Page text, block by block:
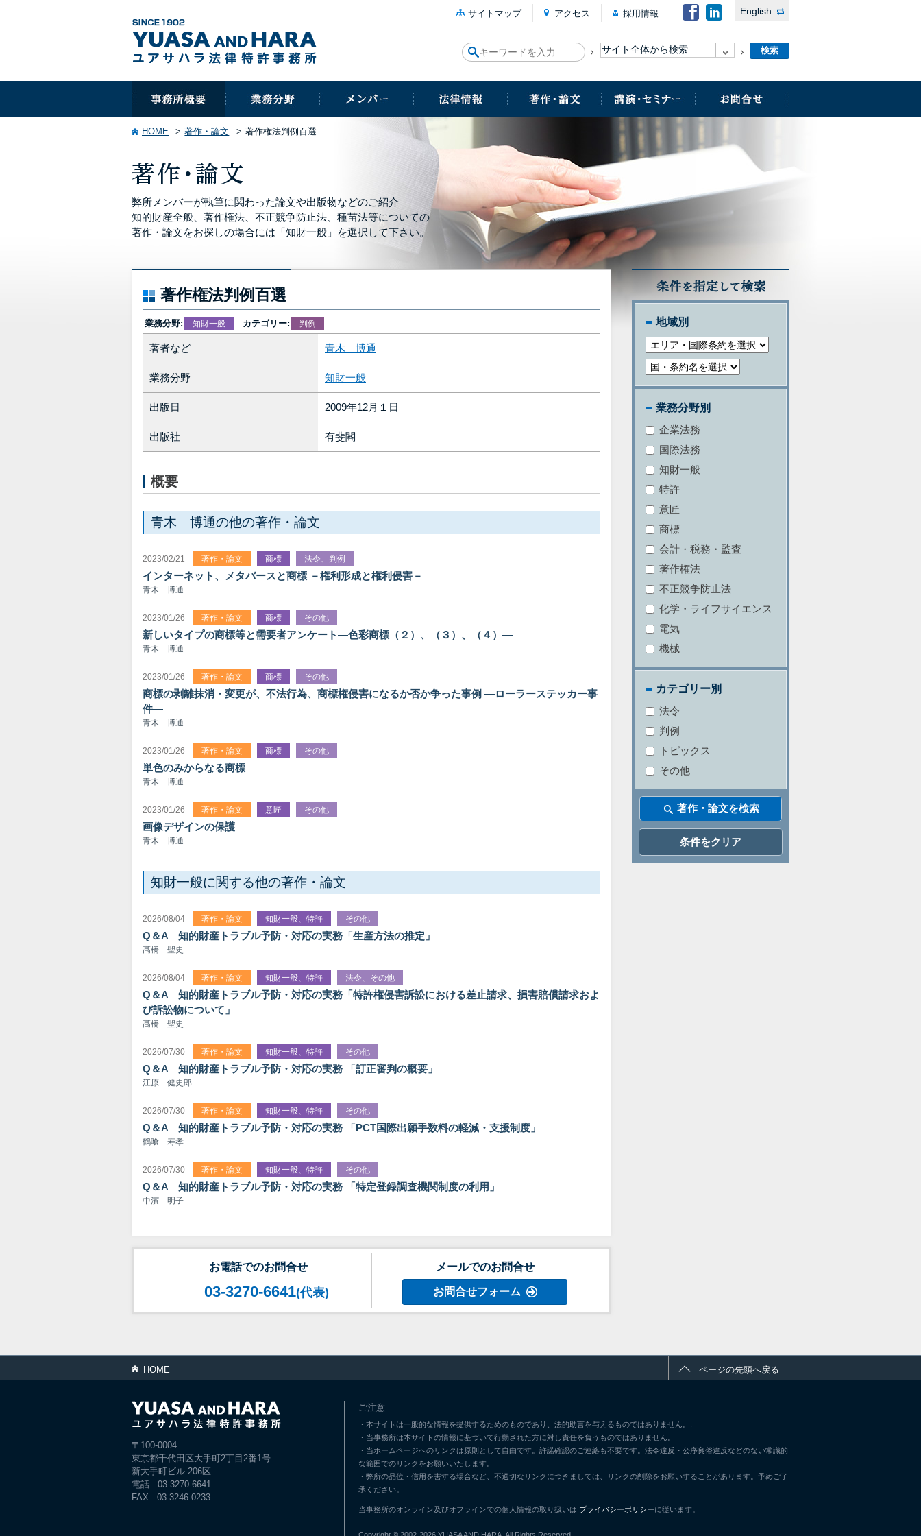
サイトマップ アクセス 採用情報 English
HOME 著作・論文 著作権法判例百選
弊所メンバーが執筆に関わった論文や出版物などのご紹介
知的財産全般、著作権法、不正競争防止法、種苗法等についての
著作・論文をお探しの場合には「知財一般」を選択して下さい。
著作権法判例百選
業務分野: 知財一般 カテゴリー: 判例
著者など 青木 博通
業務分野 知財一般
出版日 2009年12月１日
出版社 有斐閣
概要
青木 博通の他の著作・論文
2023/02/21 著作・論文 商標 法令、判例
インターネット、メタバースと商標 －権利形成と権利侵害－
青木 博通
2023/01/26 著作・論文 商標 その他
新しいタイプの商標等と需要者アンケート―色彩商標（２）、（３）、（４）―
青木 博通
2023/01/26 著作・論文 商標 その他
商標の剥離抹消・変更が、不法行為、商標権侵害になるか否か争った事例 ―ローラーステッカー事
件―
青木 博通
2023/01/26 著作・論文 商標 その他
単色のみからなる商標
青木 博通
2023/01/26 著作・論文 意匠 その他
画像デザインの保護
青木 博通
知財一般に関する他の著作・論文
2026/08/04 著作・論文 知財一般、特許 その他
Q＆A 知的財産トラブル予防・対応の実務「生産方法の推定」
髙橋 聖史
2026/08/04 著作・論文 知財一般、特許 法令、その他
Q＆A 知的財産トラブル予防・対応の実務「特許権侵害訴訟における差止請求、損害賠償請求およ
び訴訟物について」
髙橋 聖史
2026/07/30 著作・論文 知財一般、特許 その他
Q＆A 知的財産トラブル予防・対応の実務 「訂正審判の概要」
江原 健史郎
2026/07/30 著作・論文 知財一般、特許 その他
Q＆A 知的財産トラブル予防・対応の実務 「PCT国際出願手数料の軽減・支援制度」
鶴喰 寿孝
2026/07/30 著作・論文 知財一般、特許 その他
Q＆A 知的財産トラブル予防・対応の実務 「特定登録調査機関制度の利用」
中濱 明子
お電話でのお問合せ
03-3270-6641(代表)
メールでのお問合せ
お問合せフォーム
地域別
業務分野別
企業法務
国際法務
知財一般
特許
意匠
商標
会計・税務・監査
著作権法
不正競争防止法
化学・ライフサイエンス
電気
機械
カテゴリー別
法令
判例
トピックス
その他
条件をクリア
HOME ページの先頭へ戻る
〒100-0004
東京都千代田区大手町2丁目2番1号
新大手町ビル 206区
電話 : 03-3270-6641
FAX : 03-3246-0233
ご注意
・本サイトは一般的な情報を提供するためのものであり、法的助言を与えるものではありません。.
・当事務所は本サイトの情報に基づいて行動された方に対し責任を負うものではありません。
・当ホームページへのリンクは原則として自由です。許諾確認のご連絡も不要です。法令違反・公序良俗違反などのない常識的
な範囲でのリンクをお願いいたします。
・弊所の品位・信用を害する場合など、不適切なリンクにつきましては、リンクの削除をお願いすることがあります。予めご了
承ください。
当事務所のオンライン及びオフラインでの個人情報の取り扱いは プライバシーポリシーに従います。